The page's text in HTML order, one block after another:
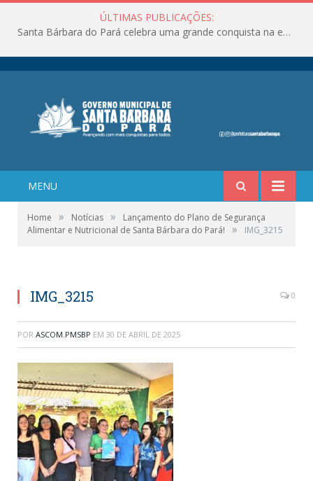
ÚLTIMAS PUBLICAÇÕES:
Santa Bárbara do Pará celebra uma grande conquista na educação!
MENU
Home » Notícias »
Lançamento do Plano de Segurança
Alimentar e Nutricional de Santa Bárbara do Pará!
» IMG_3215
IMG_3215 0
POR ASCOM.PMSBP EM 30 DE ABRIL DE 2025